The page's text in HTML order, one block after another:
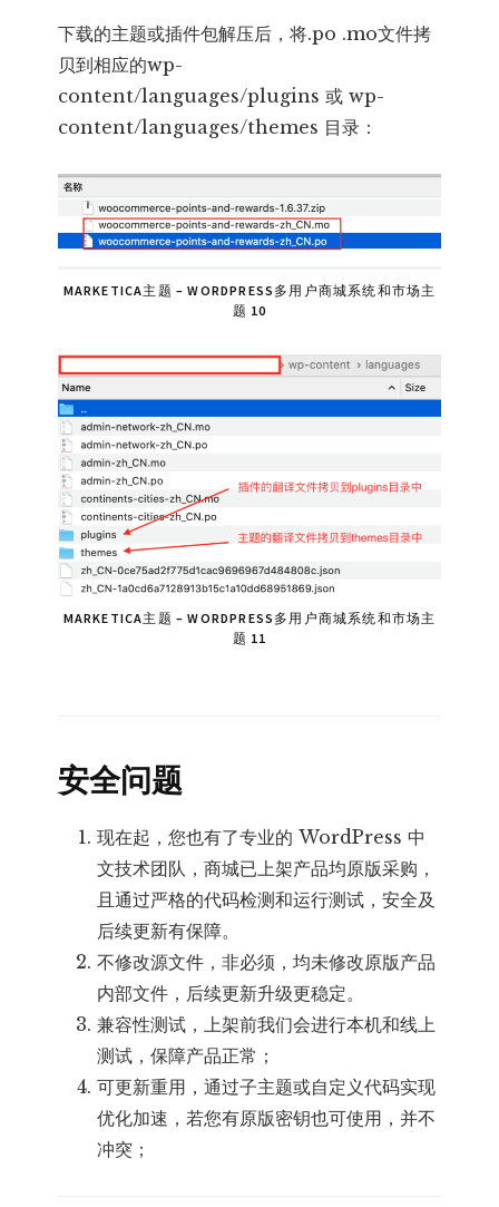
下载的主题或插件包解压后，将.po .mo文件拷
贝到相应的wp-
content/languages/plugins 或 wp-
content/languages/themes 目录：
MARKETICA主题 – WORDPRESS多用户商城系统和市场主
题 10
MARKETICA主题 – WORDPRESS多用户商城系统和市场主
题 11
安全问题
现在起，您也有了专业的 WordPress 中
文技术团队，商城已上架产品均原版采购，
且通过严格的代码检测和运行测试，安全及
后续更新有保障。
不修改源文件，非必须，均未修改原版产品
内部文件，后续更新升级更稳定。
兼容性测试，上架前我们会进行本机和线上
测试，保障产品正常；
可更新重用，通过子主题或自定义代码实现
优化加速，若您有原版密钥也可使用，并不
冲突；